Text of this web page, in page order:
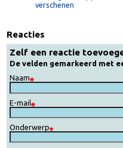
Inname ultrabewerkt
voedingswaarde
Voedingswaarde van
Groeit de behoefte aan
Achtergrondrapport
verschenen
Reacties
Zelf een reactie